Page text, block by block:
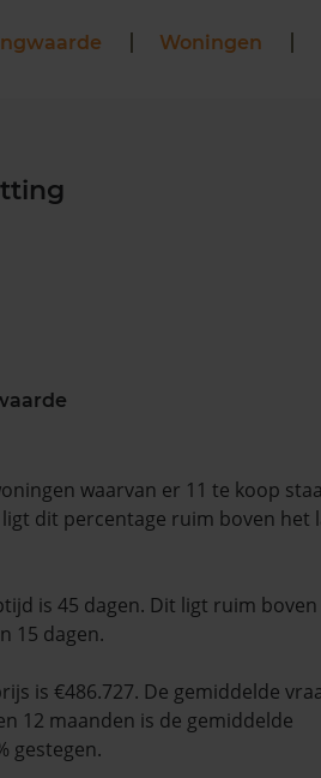
Woningen
waarvan er 11 te koop
dit percentage ruim boven het
is 45 dagen. Dit ligt ruim
15 dagen.
is €486.727. De gemiddelde
12 maanden is de gemiddelde
gestegen.